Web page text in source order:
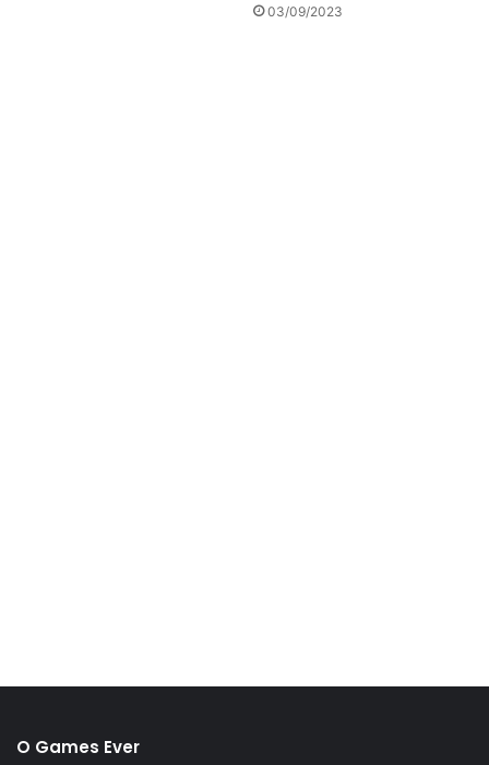
03/09/2023
O Games Ever